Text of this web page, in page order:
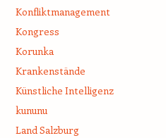
Konfliktmanagement
Kongress
Korunka
Krankenstände
Künstliche Intelligenz
kununu
Land Salzburg